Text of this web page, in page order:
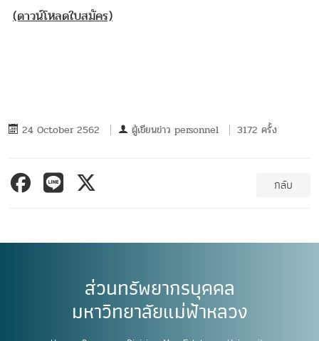
(ดาวน์โหลดใบสมัคร)
24 October 2562 ผู้เขียนข่าว personnel 3172 ครั้ง
กลับ
ส่วนทรัพยากรบุคคล
มหาวิทยาลัยแม่ฟ้าหลวง